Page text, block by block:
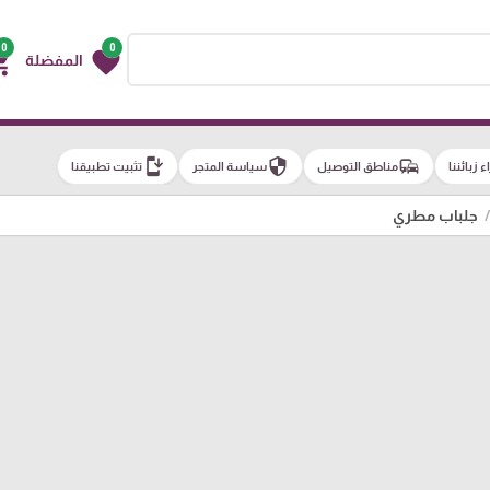
0
favorite المفضلة
0
زبائننا commuteمناطق التوصيل securityسياسة المتجر install_mobileتثبيت تطبيقنا
جلباب مطري